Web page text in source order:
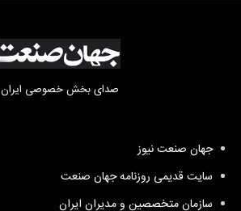
صدای بخش خصوصی ایران
جهان صنعت نیوز
سایت قدیمی روزنامه جهان صنعت
سازمان متخصصین و مدیران ایران